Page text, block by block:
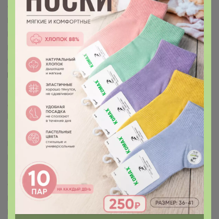
Grace Dance™
GRAFFITI™ Grand Caratt™
Greengo™
Happy Valley™
HARD LINE™ Hasbro™
IQ-ZABIAKA™
KAFTAN™
Keep memories™
Luazon™
Maclay™
Magistro™ MARVEL™ Me to You™
MINAKU™
MINSA™
MIST™ NAZAMOK™ Автоград™
Арт Узор™
Банная забава™
БУКВА-ЛЕНД™
Выбражулька™
Дарим Красиво™
Дарите Счастье™
Доброе дерево™
Добропаровъ™
Доляна™
Командор™
Маша и медведь™
Пижон™
Фабрика счастья™
Школа талантов™ Эврики™
Этель™
ErichKrause™
ГЕЛЕОС™ Koh-I-Noor™ BIC™
Disney™
Luazon Home™
БУКВА-ЛЕНД™
Лесная мастерская™
Мастер К™
Маша и Медведь™
Синий трактор™
Смешарики™ AKUBA™
Эксмо™
Издательский дом ПИТЕР™
Эксмодетство™
Издательский дом «Самокат»™
БОМБОРА™
Fanzon™